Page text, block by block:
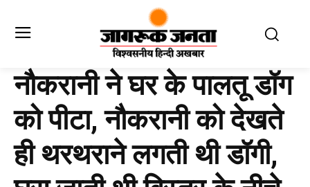
नौकरानी ने घर के पालतू डॉग
को पीटा, नौकरानी को देखते
ही थरथराने लगती थी डॉगी,